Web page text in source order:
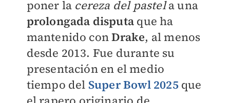
poner la cereza del pastela una
prolongada disputa que ha
mantenido conDrake, al menos
desde 2013. Fue durante su
presentación en el medio
tiempo del Super Bowl 2025que